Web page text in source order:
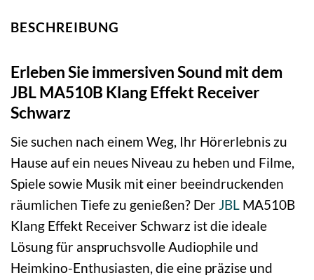
BESCHREIBUNG
Erleben Sie immersiven Sound mit dem
JBL MA510B Klang Effekt Receiver
Schwarz
Sie suchen nach einem Weg, Ihr Hörerlebnis zu
Hause auf ein neues Niveau zu heben und Filme,
Spiele sowie Musik mit einer beeindruckenden
räumlichen Tiefe zu genießen? Der JBL MA510B
Klang Effekt Receiver Schwarz ist die ideale
Lösung für anspruchsvolle Audiophile und
Heimkino-Enthusiasten, die eine präzise und